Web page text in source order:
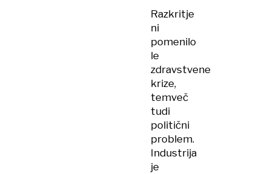
Razkritje
ni
pomenilo
le
zdravstvene
krize,
temveč
tudi
politični
problem.
Industrija
je